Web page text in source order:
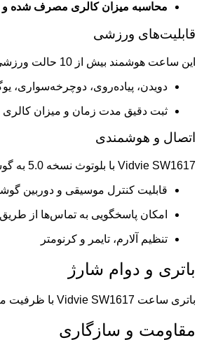
محاسبه میزان کالری مصرف شده و
قابلیت‌های ورزشی
این ساعت هوشمند بیش از 10 حالت ورزشی مختلف را پشتیبانی می‌کند که به شما امکان می‌دهد فعالیت‌های روزانه و ورزشی خود را به‌دقت رصد و تحلیل کنید:
دویدن، پیاده‌روی، دوچرخه‌سواری،
ثبت دقیق مدت زمان و میزان
اتصال و هوشمندی
Vidvie SW1617 با بلوتوث نسخه 5.0 به گوشی شما متصل می‌شود و امکان دریافت اعلان‌های تماس، پیامک، شبکه‌های اجتماعی و تقویم را فراهم می‌کند. همچنین:
قابلیت کنترل موسیقی و دوربین
امکان پاسخگویی به تماس‌ها از
تنظیم آلارم، تایمر و کرنومتر
باتری و دوام شارژ
باتری ساعت Vidvie SW1617 با ظرفیت مناسب، شارژدهی خوبی دارد و بسته به میزان استفاده، می‌تواند بین 5 تا 7 روز دوام بیاورد. همچنین شارژ مجدد آن با کابل مغناطیسی به‌راحتی انجام می‌شود.
مقاومت و سازگاری